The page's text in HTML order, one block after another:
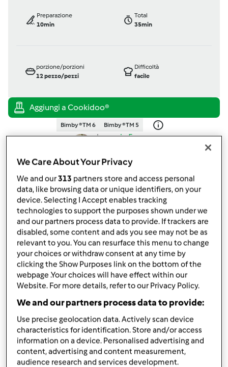
Preparazione
10min
Total
35min
porzione/porzioni
12pezzo/pezzi
Difficoltà
facile
Bimby ® TM 6 Bimby ® TM 5
dagrazia.5
condividi la ricetta
Crea variante
Ingredienti
Impasto
130grammizucchero
200grammifarina tipo 0
50grammiburro
2uova
We Care About Your Privacy
We and our313 partners store and access personal
data, like browsing data or unique identifiers, on your
device. Selecting I Accept enables tracking
technologies to support the purposes shown under we
and our partners process data to provide. If trackers are
disabled, some content and ads you see may not be as
relevant to you. You can resurface this menu to change
your choices or withdraw consent at any time by
clicking the Show Purposes link on the bottom of the
webpage .Your choices will have effect within our
Website. For more details, refer to our Privacy Policy.
We and our partners process data to provide:
Use precise geolocation data. Actively scan device
characteristics for identification. Store and/or access
information on a device. Personalised advertising and
content, advertising and content measurement,
audience research and services development.